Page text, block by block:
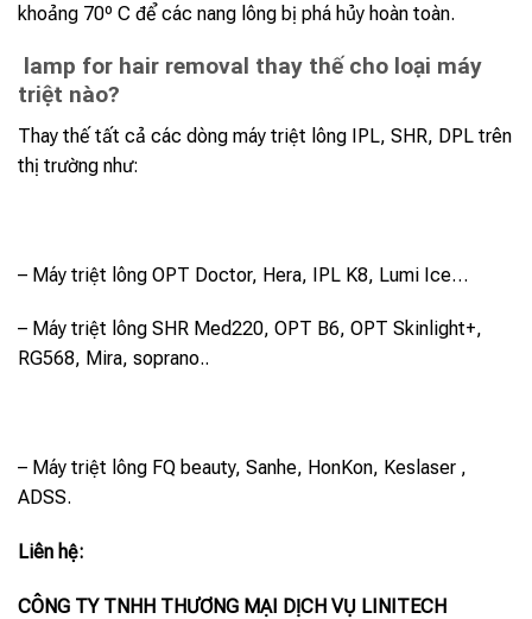
khoảng 70º C để các nang lông bị phá hủy hoàn toàn.
lamp for hair removal thay thế cho loại máy
triệt nào?
Thay thế tất cả các dòng máy triệt lông IPL, SHR, DPL trên
thị trường như:
– Máy triệt lông OPT Doctor, Hera, IPL K8, Lumi Ice…
– Máy triệt lông SHR Med220, OPT B6, OPT Skinlight+,
RG568, Mira, soprano..
– Máy triệt lông FQ beauty, Sanhe, HonKon, Keslaser ,
ADSS.
Liên hệ:
CÔNG TY TNHH THƯƠNG MẠI DỊCH VỤ LINITECH